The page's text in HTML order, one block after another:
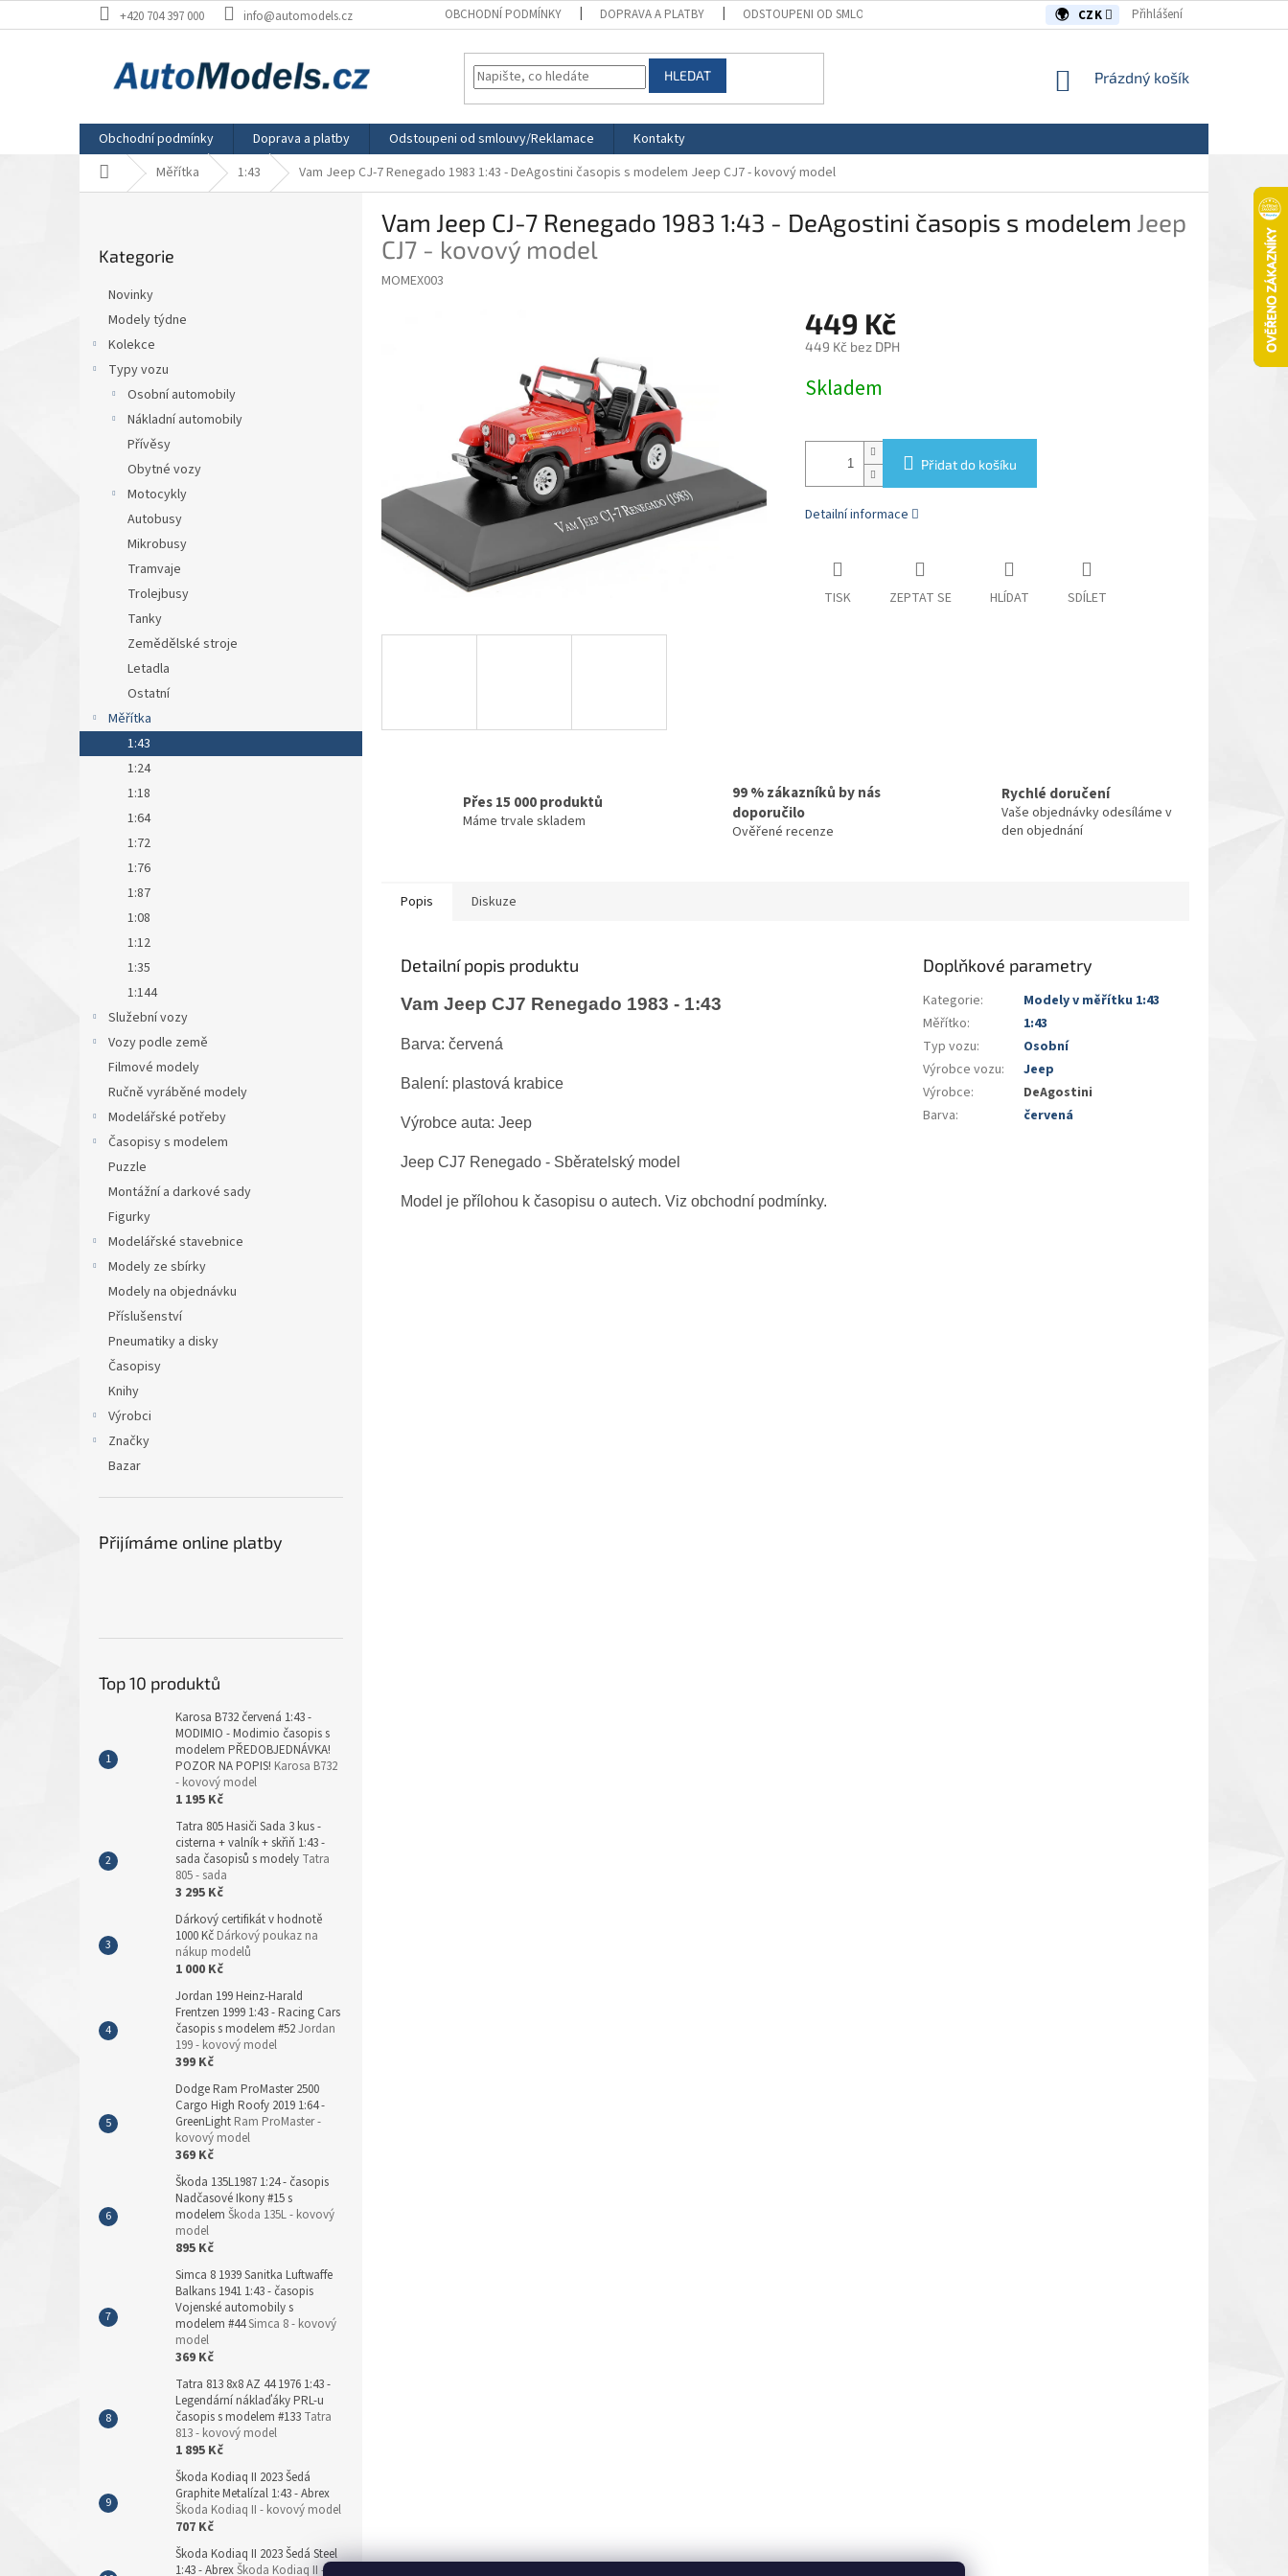
na
+420 704 397 000 info@automodels.cz OBCHODNÍ PODMÍNKY DOPRAVA A PLATBY ODSTOUPENI OD SMLOUVY/REKLAMACE CZK Přihlášení
HLEDAT
NÁKUPNÍ
Prázdný košík
Obchodní podmínky Doprava a platby Odstoupeni od smlouvy/Reklamace
Kontakty
Domů Měřítka 1:43 Vam Jeep CJ-7 Renegado 1983 1:43 - DeAgostini časopis s modelem Jeep CJ7 - kovový model
kategorie
Kategorie
Novinky
Modely týdne
Kolekce
Typy vozu
Osobní automobily
Nákladní automobily
Přívěsy
Obytné vozy
Motocykly
Autobusy
Mikrobusy
Tramvaje
Trolejbusy
Tanky
Zemědělské stroje
Letadla
Ostatní
Měřítka
1:43
1:24
1:18
1:64
1:72
1:76
1:87
1:08
1:12
1:35
1:144
Služební vozy
Vozy podle země
Filmové modely
Ručně vyráběné modely
Modelářské potřeby
Časopisy s modelem
Puzzle
Montážní a darkové sady
Figurky
Modelářské stavebnice
Modely ze sbírky
Modely na objednávku
Příslušenství
Pneumatiky a disky
Časopisy
Knihy
Výrobci
Značky
Bazar
Přijímáme online platby
Top 10 produktů
Karosa B732 červená 1:43 -
MODIMIO - Modimio časopis s
modelem PŘEDOBJEDNÁVKA!
POZOR NA POPIS! Karosa B732
- kovový model
1 195 Kč
Tatra 805 Hasiči Sada 3 kus -
cisterna + valník + skřiň 1:43 -
sada časopisů s modely Tatra
805 - sada
3 295 Kč
Dárkový certifikát v hodnotě
1000 Kč Dárkový poukaz na
nákup modelů
1 000 Kč
Jordan 199 Heinz-Harald
Frentzen 1999 1:43 - Racing Cars
časopis s modelem #52Jordan
199 - kovový model
399 Kč
Dodge Ram ProMaster 2500
Cargo High Roofy 2019 1:64 -
GreenLight Ram ProMaster -
kovový model
369 Kč
Škoda 135L1987 1:24 - časopis
Nadčasové Ikony #15 s
modelem Škoda 135L - kovový
model
895 Kč
Simca 8 1939 Sanitka Luftwaffe
Balkans 1941 1:43 - časopis
Vojenské automobily s
modelem #44Simca 8 - kovový
model
369 Kč
Tatra 813 8x8 AZ 44 1976 1:43 -
Legendární náklaďáky PRL-u
časopis s modelem #133 Tatra
813 - kovový model
1 895 Kč
Škoda Kodiaq II 2023 Šedá
Graphite Metalízal 1:43 - Abrex
Škoda Kodiaq II - kovový model
707 Kč
Škoda Kodiaq II 2023 Šedá Steel
1:43 - AbrexŠkoda Kodiaq II -
Vam Jeep CJ-7 Renegado 1983 1:43 - DeAgostini časopis s modelem Jeep
CJ7 - kovový model
MOMEX003
449 Kč
449 Kč bez DPH
cena:
Skladem
Přidat do košíku
Detailní informace
TISK ZEPTAT SE HLÍDAT SDÍLET
Přes 15 000 produktů
Máme trvale skladem
99 % zákazníků by nás
doporučilo
Ověřené recenze
Rychlé doručení
Vaše objednávky odesíláme v
den objednání
Popis Diskuze
Detailní popis produktu
Vam Jeep CJ7 Renegado 1983 - 1:43
Barva: červená
Balení: plastová krabice
Výrobce auta: Jeep
Jeep CJ7 Renegado - Sběratelský model
Model je přílohou k časopisu o autech. Viz obchodní podmínky.
Doplňkové parametry
Kategorie:
Modely v měřítku 1:43
Měřítko:
1:43
Typ vozu:
Osobní
Výrobce vozu:
Jeep
Výrobce:
DeAgostini
Barva: červená